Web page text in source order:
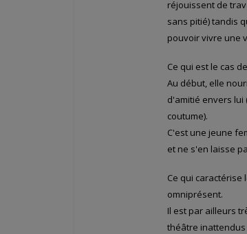
réjouissent de
sans pitié) tandis
pouvoir vivre une
Ce qui est le cas
Au début, elle
d'amitié envers
coutume).
C'est une jeune
et ne s'en laisse
Ce qui
omniprésent.
Il est par ailleurs
théâtre inattendus